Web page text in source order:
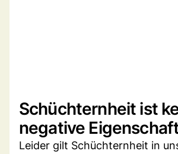
Schüchternheit ist
negative
Leider gilt Schüchternheit in